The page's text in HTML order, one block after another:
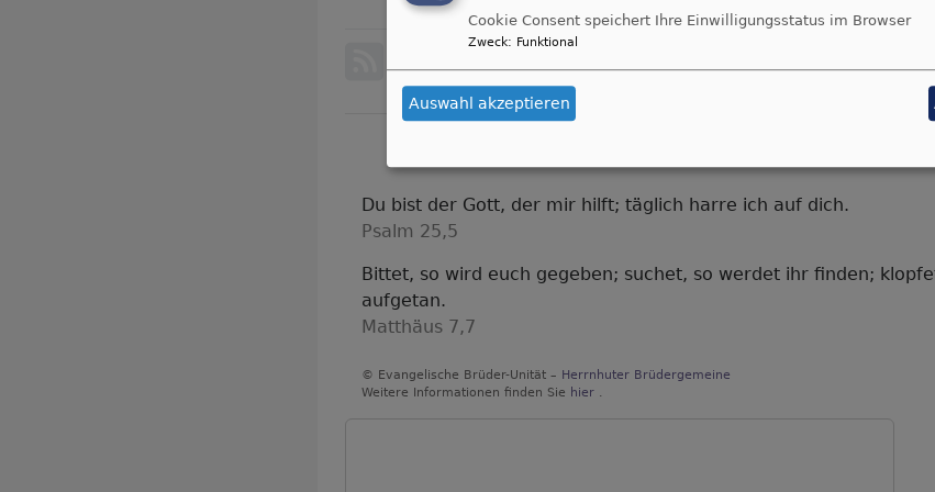
Osterwanderung
Ostermontag
Du bist der Gott, der mir hilft; täglich harre ich auf dich.
Psalm 25,5
Bittet, so wird euch gegeben; suchet, so werdet ihr finden;
aufgetan.
Matthäus 7,7
© Evangelische Brüder-Unität – Herrnhuter Brüdergemeine
Weitere Informationen finden Sie hier .
Cookie Consent speichert Ihre Einwilligungsstatus im Browser
Zweck: Funktional
Auswahl akzeptieren